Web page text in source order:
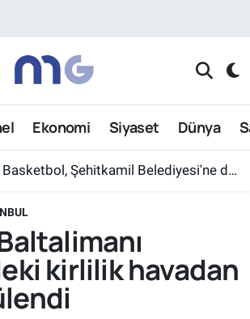
Ekonomi Siyaset Dünya
Şehitkamil Belediyesi'ne devredildi
kirlilik havadan
Durumu ve Fikstür
Haberleri